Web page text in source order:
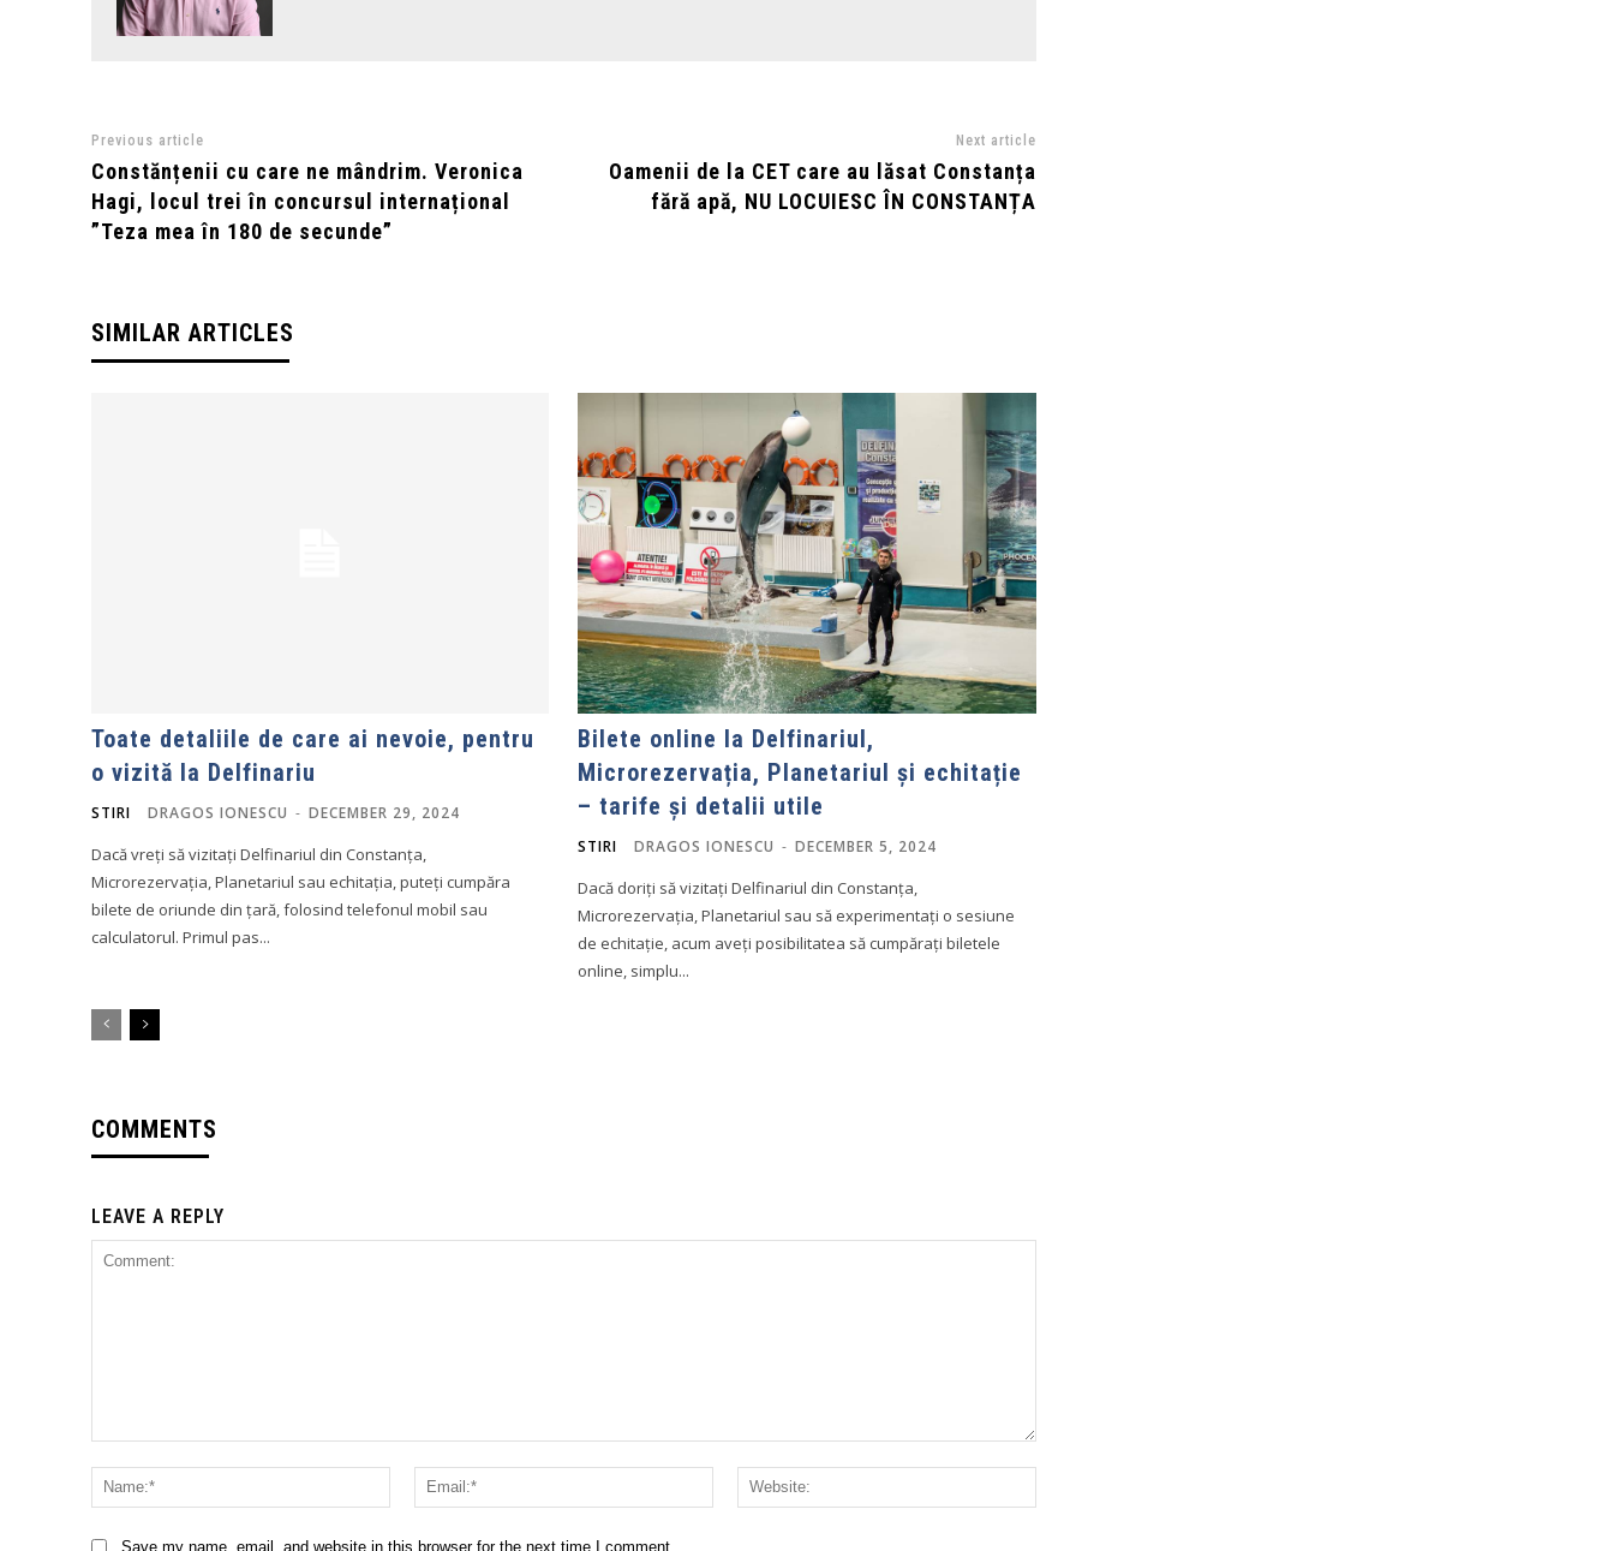
Previous article
Constănțenii cu care ne mândrim. Veronica
Hagi, locul trei în concursul internațional
”Teza mea în 180 de secunde”
Next article
Oamenii de la CET care au lăsat Constanța
fără apă, NU LOCUIESC ÎN CONSTANȚA
SIMILAR ARTICLES
Toate detaliile de care ai nevoie, pentru
o vizită la Delfinariu
STIRI DRAGOS IONESCU - DECEMBER 29, 2024
Dacă vreți să vizitați Delfinariul din Constanța,
Microrezervația, Planetariul sau echitația, puteți cumpăra
bilete de oriunde din țară, folosind telefonul mobil sau
calculatorul. Primul pas...
Bilete online la Delfinariul,
Microrezervația, Planetariul și echitație
– tarife și detalii utile
STIRI DRAGOS IONESCU - DECEMBER 5, 2024
Dacă doriți să vizitați Delfinariul din Constanța,
Microrezervația, Planetariul sau să experimentați o sesiune
de echitație, acum aveți posibilitatea să cumpărați biletele
online, simplu...
COMMENTS
LEAVE A REPLY
Name:*
Email:*
Save my name, email, and website in this browser for the next time I comment.